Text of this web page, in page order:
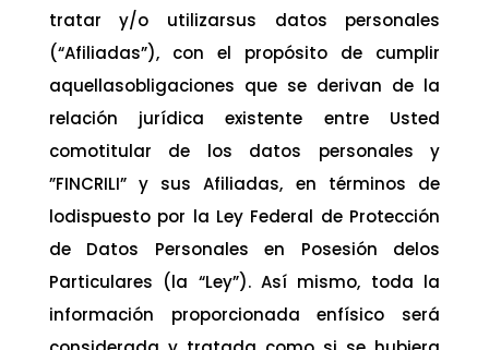
tratar y/o utilizarsus datos personales
(“Afiliadas”), con el propósito de cumplir
aquellasobligaciones que se derivan de la
relación jurídica existente entre Usted
comotitular de los datos personales y
”FINCRILI” y sus Afiliadas, en términos de
lodispuesto por la Ley Federal de Protección
de Datos Personales en Posesión delos
Particulares (la “Ley”). Así mismo, toda la
información proporcionada enfísico será